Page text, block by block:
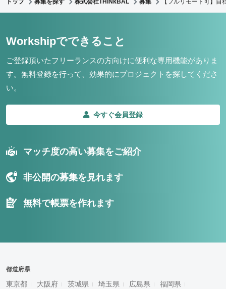
トップ 募集を探す 株式会社THINkBAL 募集 【フルリモート可】
Workshipでできること
ご登録頂いたフリーランスの方向けに便利な専用機能がありま
す。 無料登録を行って、効果的にプロジェクトを探してくださ
い。
今すぐ会員登録
マッチ度の高い募集をご紹介
非公開の募集を見れます
無料で帳票を作れます
都道府県
東京都 大阪府 茨城県 埼玉県 広島県 福岡県